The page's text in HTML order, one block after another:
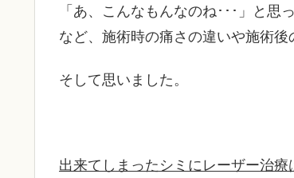
「あ、こんなもんなのね･･･」と思
など、施術時の痛さの違いや施術後
そして思いました。
出来てしまったシミにレーザー治療